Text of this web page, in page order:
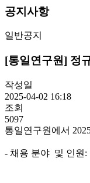
공지사항
일반공지
[통일연구원] 정
작성일
2025-04-02 16:18
조회
5097
통일연구원에서
- 채용 분야 및 인원: